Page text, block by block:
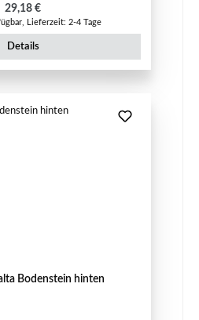
Regulärer Preis:
29,18 €
Lieferzeit: 2-4 Tage
Details
Bodenstein hinten